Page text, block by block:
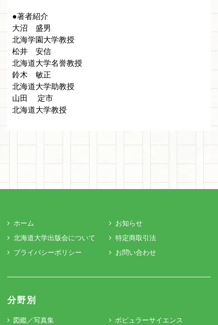
●著者紹介
大沼 盛男
北海学園大学教授
松井 安信
北海道大学名誉教授
鈴木 敏正
北海道大学助教授
山田 定市
北海道大学教授
ホーム
お知らせ
北海道大学出版会について
特定商取引法
プライバシーポリシー
お問い合わせ
分野別
図鑑／写真集
ポピュラーサイエンス